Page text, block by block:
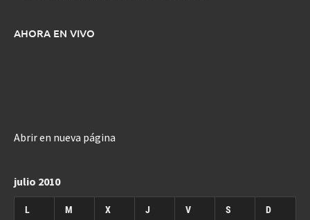
AHORA EN VIVO
Abrir en nueva página
julio 2010
L M X J V S D